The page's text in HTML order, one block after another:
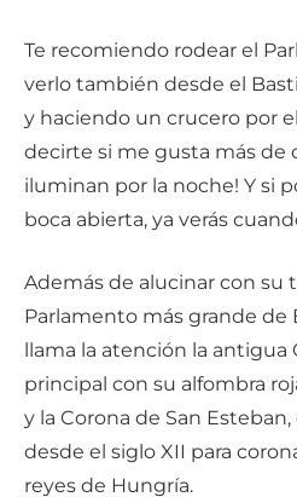
Te recomiendo rodear el
verlo también desde el
y haciendo un crucero por
decirte si me gusta más de
iluminan por la noche! Y si
boca abierta, ya verás
Además de alucinar con su
Parlamento más grande de
llama la atención la antigua
principal con su alfombra
y la Corona de San
desde el siglo XII para
reyes de Hungría.